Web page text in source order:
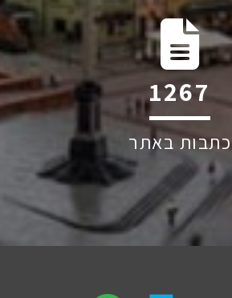
1928
כתבות באתר